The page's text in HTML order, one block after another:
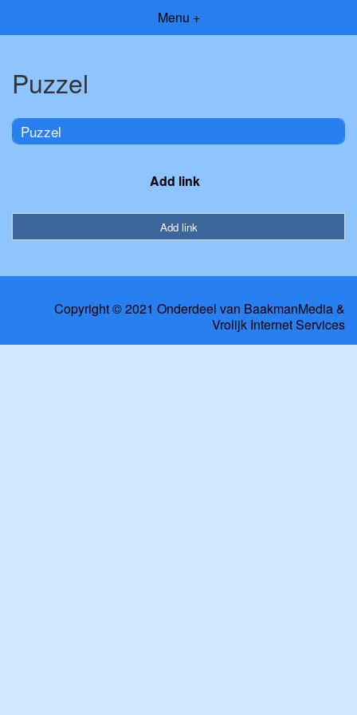
Menu +
Puzzel
Puzzel
Add link
Add link
Copyright © 2021 Onderdeel van BaakmanMedia&
Vrolijk Internet Services